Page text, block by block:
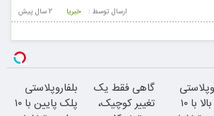
2 سال پيش ارسال توسط : خبریا
پلک بالا با ۱۰
گاهی فقط یک
تغییر کوچیک،
بلفاروپلاستی
پلک پایین با ۱۰